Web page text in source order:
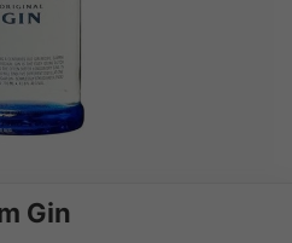
Gin